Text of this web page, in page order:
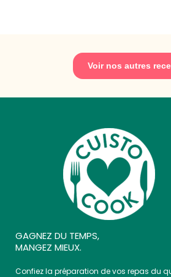
Voir nos autres
GAGNEZ DU TEMPS,
MANGEZ MIEUX.
Confiez la préparation de vos repas du